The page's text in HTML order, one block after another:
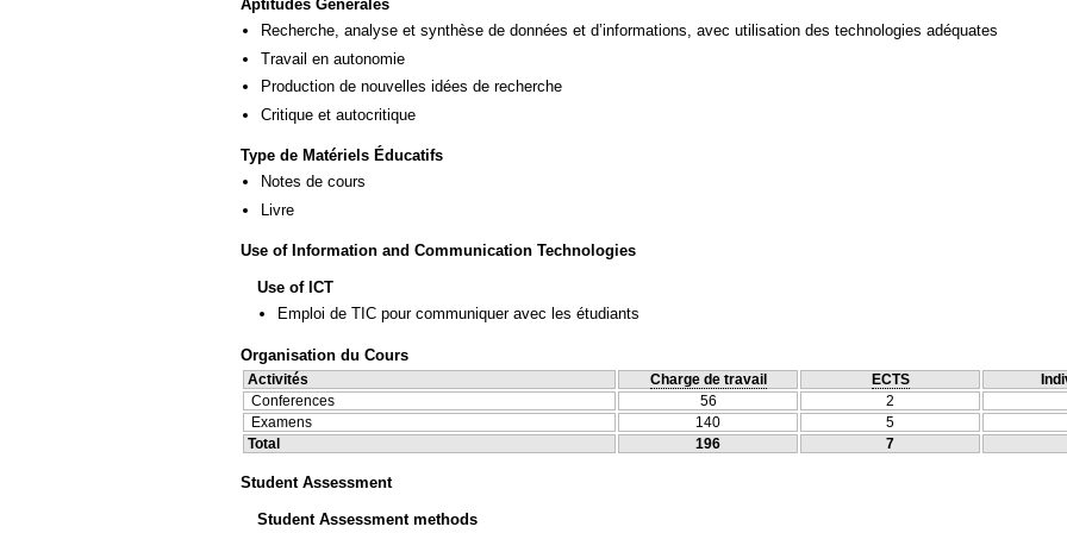
Aptitudes Générales
Recherche, analyse et synthèse de données et d’informations, avec utilisation des technologies adéquates
Travail en autonomie
Production de nouvelles idées de recherche
Critique et autocritique
Type de Matériels Éducatifs
Notes de cours
Livre
Use of Information and Communication Technologies
Use of ICT
Emploi de TIC pour communiquer avec les étudiants
Organisation du Cours
Activités Charge de travail ECTS
Conferences
56 2
Examens
140 5
Total
196 7
Student Assessment
Student Assessment methods